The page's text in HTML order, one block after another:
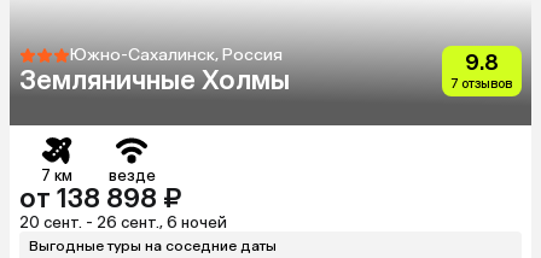
Южно-Сахалинск, Россия
Земляничные Холмы
9.8
7 отзывов
7 км везде
от 138 898 ₽
20 сент. - 26 сент., 6 ночей
Выгодные туры на соседние даты